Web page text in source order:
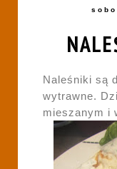
Naleśniki są
wytrawne.
mieszanym i